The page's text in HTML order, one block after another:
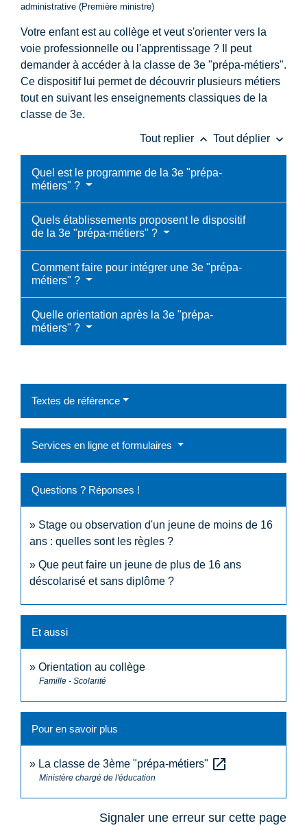
administrative (Première ministre)
Votre enfant est au collège et veut s'orienter vers la
voie professionnelle ou l'apprentissage ? Il peut
demander à accéder à la classe de 3e "prépa-métiers".
Ce dispositif lui permet de découvrir plusieurs métiers
tout en suivant les enseignements classiques de la
classe de 3e.
Tout replier keyboard_arrow_up Tout déplier keyboard_arrow_down
Quel est le programme de la 3e "prépa-
métiers" ?
Quels établissements proposent le dispositif
de la 3e "prépa-métiers" ?
Comment faire pour intégrer une 3e "prépa-
métiers" ?
Quelle orientation après la 3e "prépa-
métiers" ?
Textes de référence
Services en ligne et formulaires
Questions ? Réponses !
Stage ou observation d'un jeune de moins de 16
ans : quelles sont les règles ?
Que peut faire un jeune de plus de 16 ans
déscolarisé et sans diplôme ?
Et aussi
Orientation au collège
Famille - Scolarité
Pour en savoir plus
La classe de 3ème "prépa-métiers" open_in_new
Ministère chargé de l'éducation
Signaler une erreur sur cette page